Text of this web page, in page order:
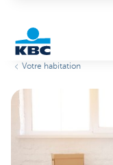
Votre habitation